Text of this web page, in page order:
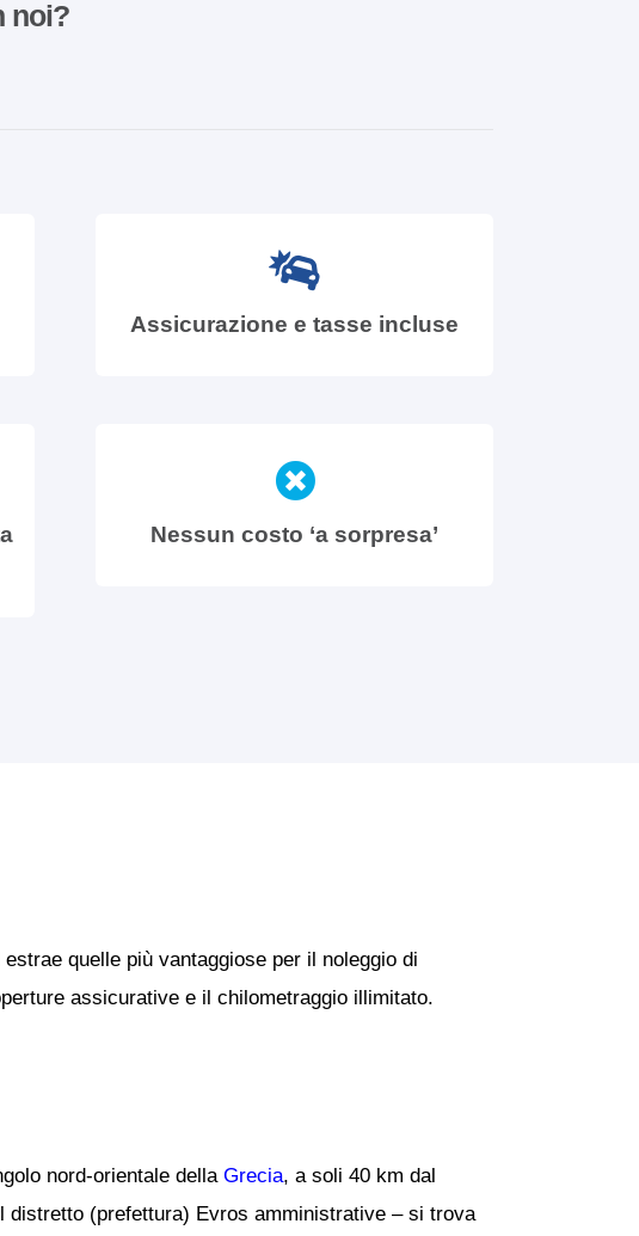
noi?
Assicurazione e tasse incluse
Nessun costo ‘a sorpresa’
quelle più vantaggiose per il noleggio di
assicurative e il chilometraggio illimitato.
nord-orientale della Grecia, a soli 40 km dal
(prefettura) Evros amministrative – si trova